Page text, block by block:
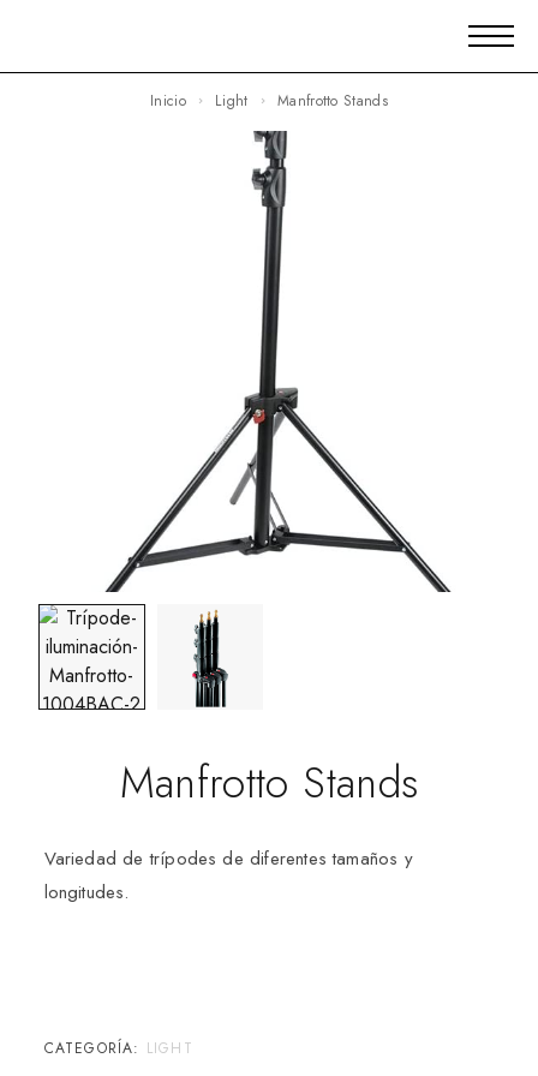
Inicio Light Manfrotto Stands
Manfrotto Stands
Variedad de trípodes de diferentes tamaños y
longitudes.
CATEGORÍA: LIGHT